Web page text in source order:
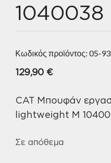
1040038
Κωδικός προϊόντος: 05-
129,90 €
CAT Μπουφάν
lightweight M
Σε απόθεμα